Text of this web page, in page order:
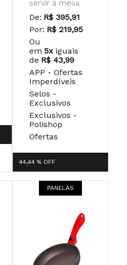
servir à mesa
De: R$ 395,91
Por: R$ 219,95
Ou
em 5x iguais
de R$ 43,99
APP - Ofertas
Imperdíveis
Selos -
Exclusivos
Exclusivos -
Polishop
Ofertas
44,44 % OFF
PANELAS